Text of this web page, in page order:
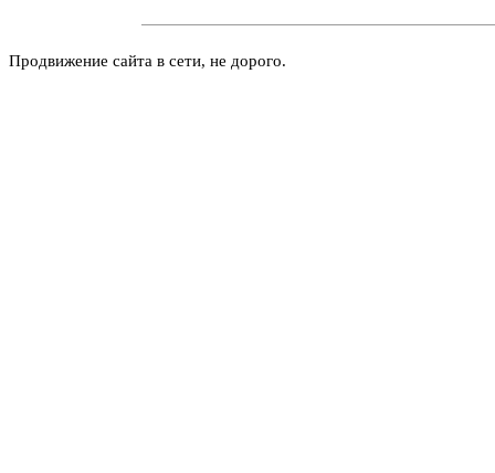
Продвижение сайта в сети, не дорого.